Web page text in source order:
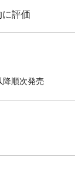
評価
順次発売